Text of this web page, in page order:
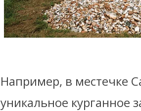
Например, в местечке
уникальное курганное